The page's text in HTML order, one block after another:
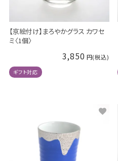
【京絵付け】まろやかグラス カワセ
ミ〈1個〉
3,850
ギフト対応